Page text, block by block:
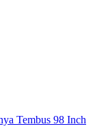
Tembus 98 Inch